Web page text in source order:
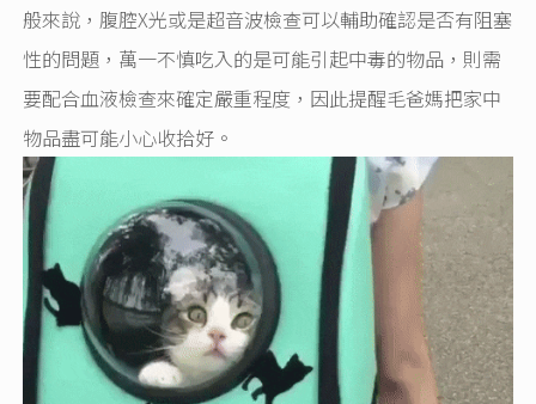
般來說，腹腔X光或是超音波檢查可以輔助確認是否有阻塞
性的問題，萬一不慎吃入的是可能引起中毒的物品，則需
要配合血液檢查來確定嚴重程度，因此提醒毛爸媽把家中
物品盡可能小心收拾好。